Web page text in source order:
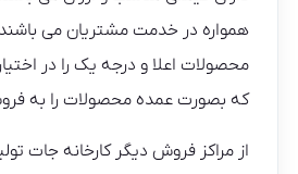
همواره در خدمت مشتریان می
محصولات اعلا و درجه یک را در
که بصورت عمده محصولات را به
از مراکز فروش دیگر کارخانه جات